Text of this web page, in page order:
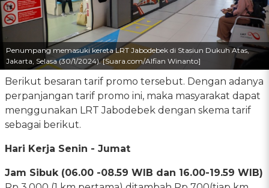
Penumpang memasuki kereta LRT Jabodebek di Stasiun Dukuh Atas,
Jakarta, Selasa (30/1/2024). [Suara.com/Alfian Winanto]
Berikut besaran tarif promo tersebut. Dengan adanya
perpanjangan tarif promo ini, maka masyarakat dapat
menggunakan LRT Jabodebek dengan skema tarif
sebagai berikut.
Hari Kerja Senin - Jumat
Jam Sibuk (06.00 -08.59 WIB dan 16.00-19.59 WIB)